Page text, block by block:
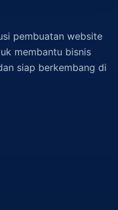
pembuatan website
membantu bisnis
siap berkembang di